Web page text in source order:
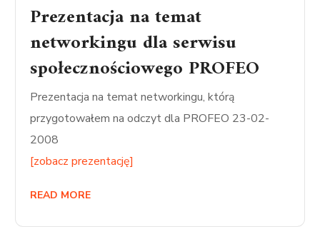
Prezentacja na temat
networkingu dla serwisu
społecznościowego PROFEO
Prezentacja na temat networkingu, którą
przygotowałem na odczyt dla PROFEO 23-02-
2008
[zobacz prezentację]
READ MORE